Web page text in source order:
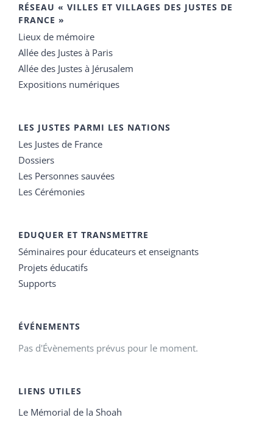
RÉSEAU « VILLES ET VILLAGES DES JUSTES DE
FRANCE »
Lieux de mémoire
Allée des Justes à Paris
Allée des Justes à Jérusalem
Expositions numériques
LES JUSTES PARMI LES NATIONS
Les Justes de France
Dossiers
Les Personnes sauvées
Les Cérémonies
EDUQUER ET TRANSMETTRE
Séminaires pour éducateurs et enseignants
Projets éducatifs
Supports
ÉVÉNEMENTS
Pas d'Évènements prévus pour le moment.
LIENS UTILES
Le Mémorial de la Shoah